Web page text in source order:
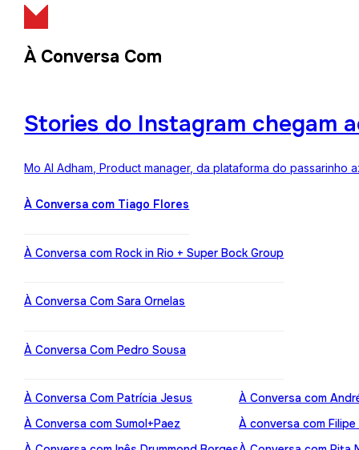
À Conversa Com
Stories do Instagram chegam
Mo Al Adham, Product manager, da plataforma do
À Conversa com Tiago Flores
À Conversa com Rock in Rio + Super Bock Group
À Conversa Com Sara Ornelas
À Conversa Com Pedro Sousa
À Conversa Com Patrícia Jesus
À Conversa com Sumol+Paez
À Conversa com
À conversa com Filipe